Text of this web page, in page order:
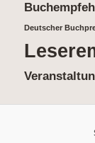
Deutscher